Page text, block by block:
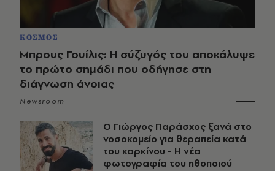
ΚΟΣΜΟΣ
Μπρους Γουίλις: Η σύζυγός του αποκάλυψε
το πρώτο σημάδι που οδήγησε στη
διάγνωση άνοιας
Newsroom
O Γιώργος Παράσχος ξανά στο
νοσοκομείο για θεραπεία κατά
του καρκίνου - Η νέα
φωτογραφία του ηθοποιού